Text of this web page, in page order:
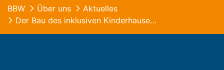
BBW Über uns
Aktuelles
Der Bau des inklusiven Kinderhauses Franziskus beginnt